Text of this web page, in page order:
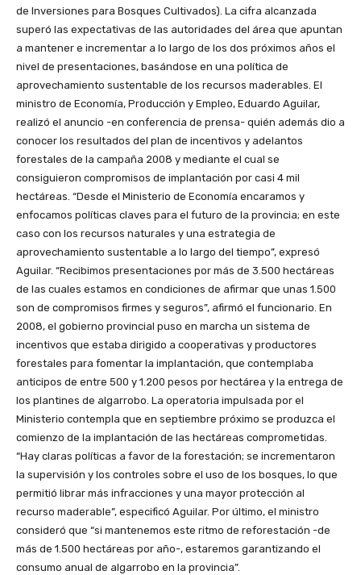
de Inversiones para Bosques Cultivados). La cifra alcanzada
superó las expectativas de las autoridades del área que apuntan
a mantener e incrementar a lo largo de los dos próximos años el
nivel de presentaciones, basándose en una política de
aprovechamiento sustentable de los recursos maderables. El
ministro de Economía, Producción y Empleo, Eduardo Aguilar,
realizó el anuncio -en conferencia de prensa- quién además dio a
conocer los resultados del plan de incentivos y adelantos
forestales de la campaña 2008 y mediante el cual se
consiguieron compromisos de implantación por casi 4 mil
hectáreas. “Desde el Ministerio de Economía encaramos y
enfocamos políticas claves para el futuro de la provincia; en este
caso con los recursos naturales y una estrategia de
aprovechamiento sustentable a lo largo del tiempo”, expresó
Aguilar. “Recibimos presentaciones por más de 3.500 hectáreas
de las cuales estamos en condiciones de afirmar que unas 1.500
son de compromisos firmes y seguros”, afirmó el funcionario. En
2008, el gobierno provincial puso en marcha un sistema de
incentivos que estaba dirigido a cooperativas y productores
forestales para fomentar la implantación, que contemplaba
anticipos de entre 500 y 1.200 pesos por hectárea y la entrega de
los plantines de algarrobo. La operatoria impulsada por el
Ministerio contempla que en septiembre próximo se produzca el
comienzo de la implantación de las hectáreas comprometidas.
“Hay claras políticas a favor de la forestación; se incrementaron
la supervisión y los controles sobre el uso de los bosques, lo que
permitió librar más infracciones y una mayor protección al
recurso maderable”, especificó Aguilar. Por último, el ministro
consideró que “si mantenemos este ritmo de reforestación -de
más de 1.500 hectáreas por año-, estaremos garantizando el
consumo anual de algarrobo en la provincia”.